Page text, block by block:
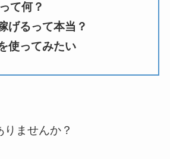
て何？
げるって本当？
使ってみたい
りませんか？